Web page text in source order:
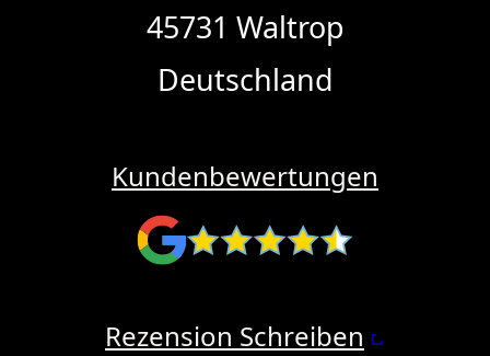
45731 Waltrop
Deutschland
Kundenbewertungen
Rezension Schreiben